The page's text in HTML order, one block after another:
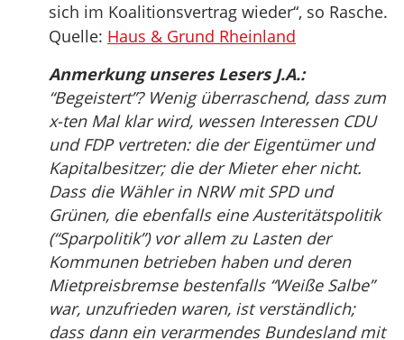
sich im Koalitionsvertrag wieder“, so Rasche.
Quelle: Haus & Grund Rheinland
Anmerkung unseres Lesers J.A.:
“Begeistert”? Wenig überraschend, dass zum
x-ten Mal klar wird, wessen Interessen CDU
und FDP vertreten: die der Eigentümer und
Kapitalbesitzer; die der Mieter eher nicht.
Dass die Wähler in NRW mit SPD und
Grünen, die ebenfalls eine Austeritätspolitik
(“Sparpolitik”) vor allem zu Lasten der
Kommunen betrieben haben und deren
Mietpreisbremse bestenfalls “Weiße Salbe”
war, unzufrieden waren, ist verständlich;
dass dann ein verarmendes Bundesland mit